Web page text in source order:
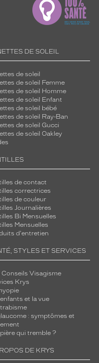
DE SOLEIL
de soleil
de soleil Femme
de soleil Homme
de soleil Enfant
de soleil bébé
de soleil Ray-Ban
de soleil Gucci
de soleil Oakley
de contact
correctrices
de couleur
Journalières
Bi Mensuelles
Mensuelles
d'entretien
STYLES ET SERVICES
Conseils Visagisme
Krys
et la vue
: symptômes et
qui tremble ?
DE KRYS